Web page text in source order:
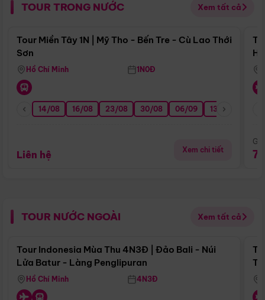
TOUR TRONG NƯỚC Xem tất cả
Điểm nổi bật
Tour Miền Tây 1N | Mỹ Tho - Bến Tre - Cù Lao Thới
Sơn
Hồ Chí Minh 1N0Đ
14/08 16/08 23/08 30/08 06/09 13/09
Liên hệ Xem chi tiết
TOUR NƯỚC NGOÀI Xem tất cả
Điểm nổi bật
Tour Indonesia Mùa Thu 4N3Đ | Đảo Bali - Núi
Lửa Batur - Làng Penglipuran
Hồ Chí Minh 4N3Đ